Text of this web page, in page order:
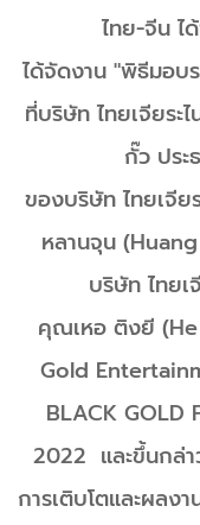
ไทย-จีน ไ
ได้จัดงาน "พิธีมอบ
ที่บริษัท ไทยเจียร
กั๊ว ประ
ของบริษัท ไทยเจี
หลานจุน (Huang
บริษัท ไทย
คุณเหอ ติงยี
Gold
BLACK GOLD
2022 และขึ้นกล่า
การเติบโตและผลง